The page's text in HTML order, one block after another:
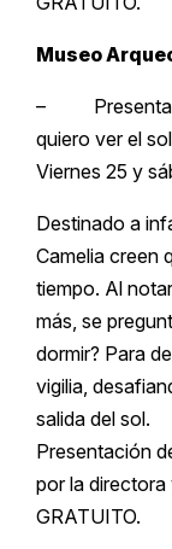
Museo
–
quiero ver el
Viernes 25 y
Destinado a
Camelia creen
tiempo. Al
más, se
dormir? Para
vigilia,
Presentación
por la
GRATUITO.